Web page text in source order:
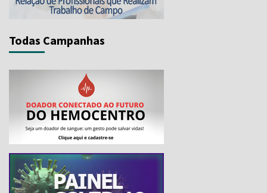
Todas Campanhas